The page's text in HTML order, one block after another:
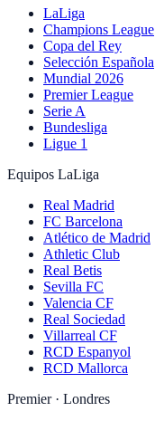
LaLiga
Champions League
Copa del Rey
Selección Española
Mundial 2026
Premier League
Serie A
Bundesliga
Ligue 1
Equipos LaLiga
Real Madrid
FC Barcelona
Atlético de Madrid
Athletic Club
Real Betis
Sevilla FC
Valencia CF
Real Sociedad
Villarreal CF
RCD Espanyol
RCD Mallorca
Premier · Londres